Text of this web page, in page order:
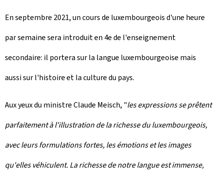
En septembre 2021, un cours de luxembourgeois d'une heure
par semaine sera introduit en 4e de l'enseignement
secondaire: il portera sur la langue luxembourgeoise mais
aussi sur l'histoire et la culture du pays.
Aux yeux du ministre Claude Meisch, "les expressions se prêtent
parfaitement à l'illustration de la richesse du luxembourgeois,
avec leurs formulations fortes, les émotions et les images
qu'elles véhiculent. La richesse de notre langue est immense,